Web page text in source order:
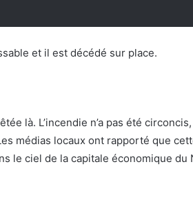
et il est décédé sur place.
là. L’incendie n’a pas été
médias locaux ont rapporté que
le ciel de la capitale économique du